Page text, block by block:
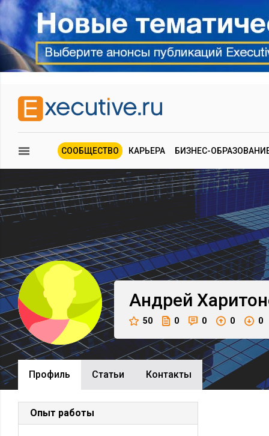
СООБЩЕСТВО КАРЬЕРА БИЗНЕС-
Андрей
50 0 0 0 0
Профиль Cтатьи Контакты
Опыт работы